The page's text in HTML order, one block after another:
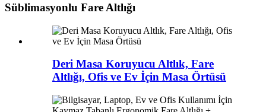
Süblimasyonlu Fare Altlığı
Deri Masa Koruyucu Altlık, Fare
Altlığı, Ofis ve Ev İçin Masa Örtüsü